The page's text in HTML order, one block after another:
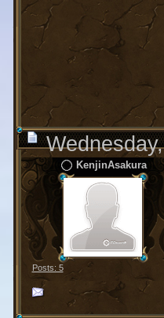
KenjinAsakura
Posts: 5